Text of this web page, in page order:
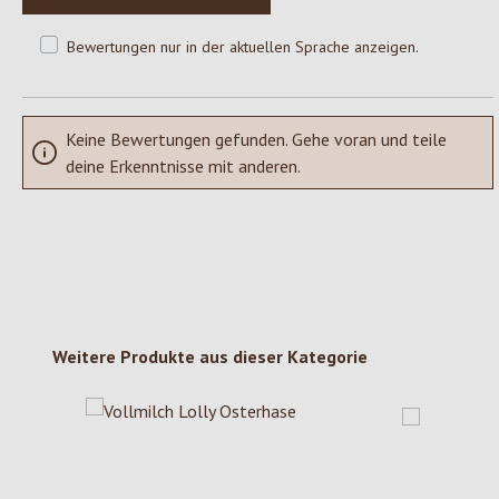
Bewertungen nur in der aktuellen Sprache anzeigen.
Keine Bewertungen gefunden. Gehe voran und teile
deine Erkenntnisse mit anderen.
Produktgalerie überspringen
Weitere Produkte aus dieser Kategorie